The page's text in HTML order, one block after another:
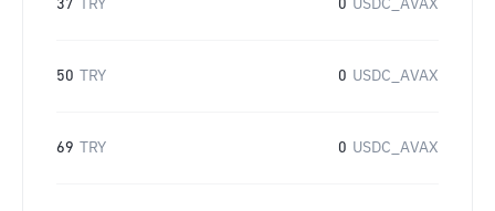
37 TRY 0 USDC_AVAX
50 TRY 0 USDC_AVAX
69 TRY 0 USDC_AVAX